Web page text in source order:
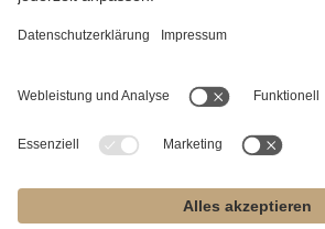
antecipadamente o direito de utilizar esses
quaisquer restrições na utilização desses
compensação. A MK-dent toma todas as
distribuição dos seus produtos
garantem a abertura da sua empresa
distribuição autorizado da MK-dent. As